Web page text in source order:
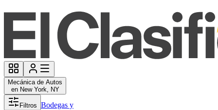
Mecánica de Autos
en New York, NY
Filtros Bodegas y